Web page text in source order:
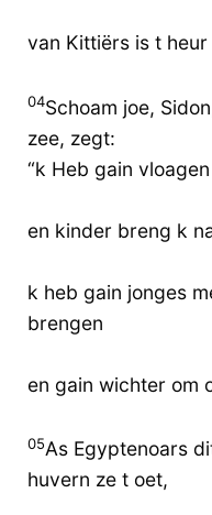
van Kittiërs is t
04Schoam joe,
zee, zegt:
“k Heb gain
en kinder breng k
k heb gain jonges
brengen
en gain wichter om
05As Egyptenoars
huvern ze t oet,